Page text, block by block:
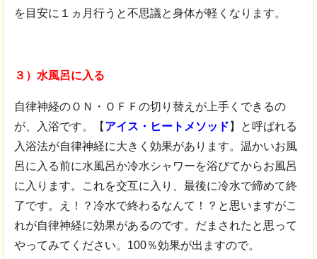
を目安に１ヵ月行うと不思議と身体が軽くなります。
３）水風呂に入る
自律神経のＯＮ・ＯＦＦの切り替えが上手くできるの
が、入浴です。【 アイス・ヒートメソッド 】と呼ばれる
入浴法が自律神経に大きく効果があります。温かいお風
呂に入る前に水風呂か冷水シャワーを浴びてからお風呂
に入ります。これを交互に入り、最後に冷水で締めて終
了です。え！？冷水で終わるなんて！？と思いますがこ
れが自律神経に効果があるのです。だまされたと思って
やってみてください。100％効果が出ますので。